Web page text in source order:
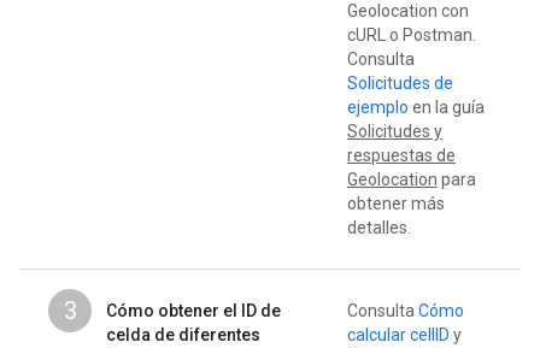
Geolocation con
cURL o Postman.
Consulta
Solicitudes de
ejemplo en la guía
Solicitudes y
respuestas de
Geolocation para
obtener más
detalles.
3
Cómo obtener el ID de
celda de diferentes
ConsultaCómo
calcular cellID y